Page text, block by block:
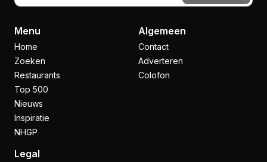
Menu
Home
Zoeken
Restaurants
Top 500
Nieuws
Inspiratie
NHGP
Algemeen
Contact
Adverteren
Colofon
Legal